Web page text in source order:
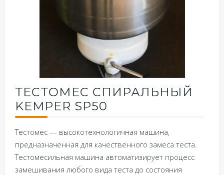
ТЕСТОМЕС СПИРАЛЬНЫЙ
KEMPER SP50
Тестомес — высокотехнологичная машина,
предназначенная для качественного замеса теста.
Тестомесильная машина автоматизирует процесс
замешивания любого вида теста до состояния